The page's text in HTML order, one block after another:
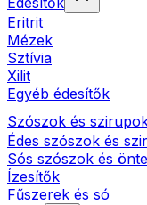
Eritrit
Mézek
Sztívia
Xilit
Egyéb édesítők
Szószok és
Édes szószok és
Sós szószok és
Ízesítők
Fűszerek és só